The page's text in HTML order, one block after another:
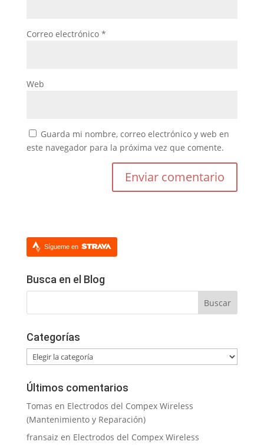
Correo electrónico *
Web
Guarda mi nombre, correo electrónico y web en
este navegador para la próxima vez que comente.
Sígueme en
Busca en el Blog
Categorías
Categorías
Últimos comentarios
Tomas en Electrodos del Compex Wireless
(Mantenimiento y Reparación)
fransaiz en Electrodos del Compex Wireless